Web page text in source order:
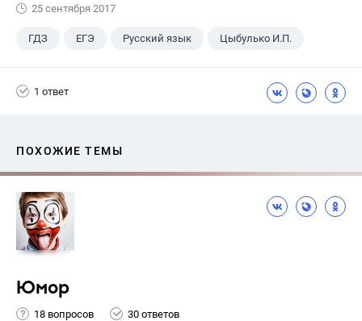
25 сентября 2017
ГДЗ ЕГЭ Русский язык Цыбулько И.П.
1 ответ
ПОХОЖИЕ ТЕМЫ
Юмор
18 вопросов 30 ответов